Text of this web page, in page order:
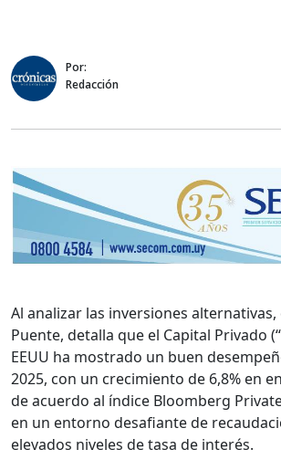
Por:
Redacción
Al analizar las inversiones
Puente, detalla que el Capital Privado (“
EEUU ha mostrado un buen
2025, con un crecimiento de 6,8% en
de acuerdo al índice Bloomberg
en un entorno desafiante de
elevados niveles de tasa de interés.